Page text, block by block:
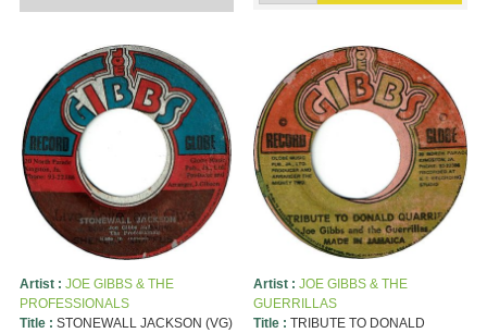
Artist : JOE GIBBS & THE
PROFESSIONALS
Title : STONEWALL JACKSON (VG)
Artist : JOE GIBBS & THE
GUERRILLAS
Title : TRIBUTE TO DONALD